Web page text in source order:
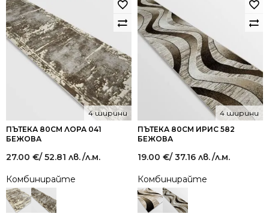
ПЪТЕКА 80СМ ЛОРА 041
БЕЖОВА
4 ширини
27.00 €/ 52.81 лв./л.м.
Комбинирайте
ПЪТЕКА 80СМ ИРИС 582
БЕЖОВА
4 ширини
19.00 €/ 37.16 лв./л.м.
Комбинирайте